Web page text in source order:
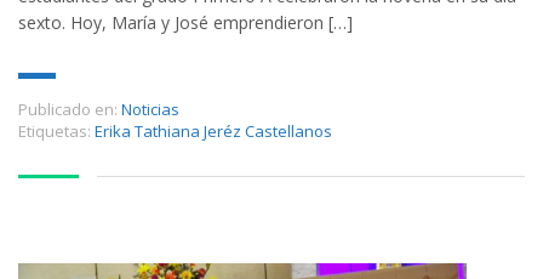
sexto. Hoy, María y José emprendieron […]
Publicado en: Noticias
Etiquetas: Erika Tathiana Jeréz Castellanos